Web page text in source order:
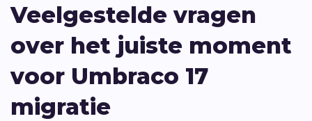
Veelgestelde vragen
over het juiste moment
voor Umbraco 17
migratie